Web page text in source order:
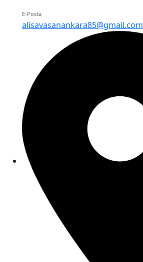
E-Posta
alisavasanankara85@gmail.com